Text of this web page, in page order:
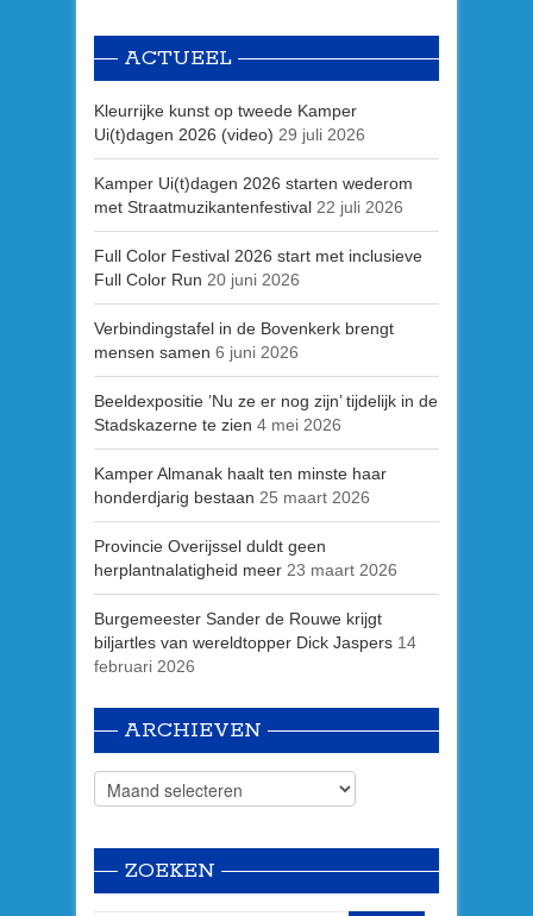
ACTUEEL
Kleurrijke kunst op tweede Kamper
Ui(t)dagen 2026 (video) 29 juli 2026
Kamper Ui(t)dagen 2026 starten wederom
met Straatmuzikantenfestival 22 juli 2026
Full Color Festival 2026 start met inclusieve
Full Color Run 20 juni 2026
Verbindingstafel in de Bovenkerk brengt
mensen samen 6 juni 2026
Beeldexpositie ’Nu ze er nog zijn’ tijdelijk in de
Stadskazerne te zien 4 mei 2026
Kamper Almanak haalt ten minste haar
honderdjarig bestaan 25 maart 2026
Provincie Overijssel duldt geen
herplantnalatigheid meer 23 maart 2026
Burgemeester Sander de Rouwe krijgt
biljartles van wereldtopper Dick Jaspers 14
februari 2026
ARCHIEVEN
ZOEKEN